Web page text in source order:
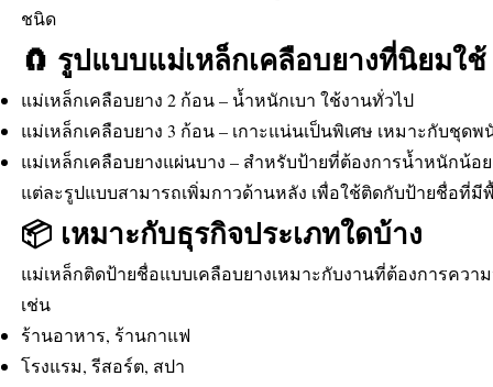
ชนิด
🧲 รูปแบบแม่เหล็กเคลือบยางที่นิยมใช้
แม่เหล็กเคลือบยาง 2 ก้อน – น้ำหนักเบา ใช้งานทั่วไป
แม่เหล็กเคลือบยาง 3 ก้อน – เกาะแน่นเป็นพิเศษ เหมาะกับชุด
แม่เหล็กเคลือบยางแผ่นบาง – สำหรับป้ายที่ต้องการน้ำหนักน้อ
แต่ละรูปแบบสามารถเพิ่มกาวด้านหลัง เพื่อใช้ติดกับป้ายชื่อที่
📦 เหมาะกับธุรกิจประเภทใดบ้าง
แม่เหล็กติดป้ายชื่อแบบเคลือบยางเหมาะกับงานที่ต้องการคว
เช่น
ร้านอาหาร, ร้านกาแฟ
โรงแรม, รีสอร์ต, สปา